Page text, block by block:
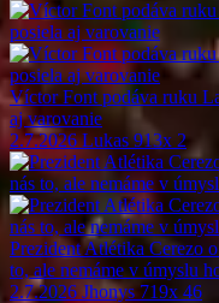
Víctor Font podáva ruku
aj varovanie
2.7.2026 Lukas 913x 2
Prezident Atlétika Cerezo
to, ale nemáme v úmyslu
2.7.2026 Jhonys 719x 46